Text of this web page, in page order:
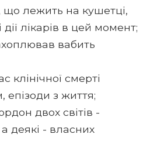
що лежить на кушетці,
лікарів в цей момент;
вабить
клінічної смерті
епізоди з життя;
двох світів -
деякі - власних